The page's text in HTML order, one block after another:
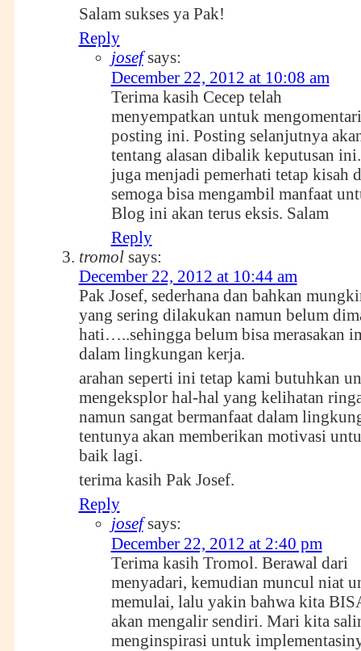
Salam sukses ya Pak!
Reply
josef says:
December 22, 2012 at 10:08 am
Terima kasih Cecep telah
menyempatkan untuk mengomentari
posting ini. Posting selanjutnya
tentang alasan dibalik keputusan
juga menjadi pemerhati tetap kisah
semoga bisa mengambil manfaat
Blog ini akan terus eksis. Salam
Reply
tromol says:
December 22, 2012 at 10:44 am
Pak Josef, sederhana dan bahkan
yang sering dilakukan namun belum
hati…..sehingga belum bisa merasakan
dalam lingkungan kerja.
arahan seperti ini tetap kami butuhkan
mengeksplor hal-hal yang kelihatan
namun sangat bermanfaat dalam
tentunya akan memberikan motivasi
baik lagi.
terima kasih Pak Josef.
Reply
josef says:
December 22, 2012 at 2:40 pm
Terima kasih Tromol. Berawal dari
menyadari, kemudian muncul niat
memulai, lalu yakin bahwa kita
akan mengalir sendiri. Mari kita
menginspirasi untuk